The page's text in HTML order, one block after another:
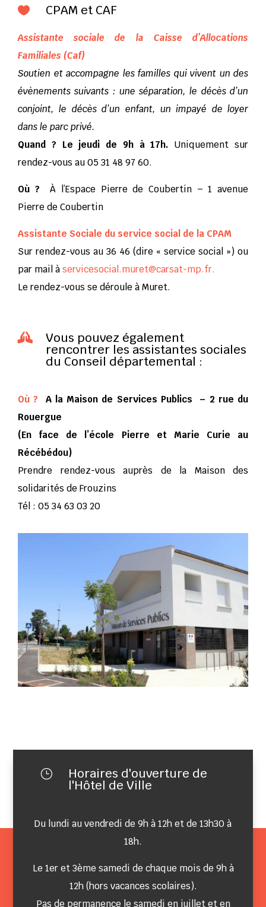
 CPAM et CAF
Assistante sociale de la Caisse d’Allocations
Familiales (Caf)
Soutien et accompagne les familles qui vivent un des
évènements suivants : une séparation, le décès d’un
conjoint, le décès d’un enfant, un impayé de loyer
dans le parc privé.
Quand ? Le jeudi de 9h à 17h. Uniquement sur
rendez-vous au 05 31 48 97 60.
Où ?À l’Espace Pierre de Coubertin – 1 avenue
Pierre de Coubertin
Assistante Sociale du service social de la CPAM
Sur rendez-vous au 36 46 (dire « service social ») ou
par mail à servicesocial.muret@carsat-mp.fr.
Le rendez-vous se déroule à Muret.
 Vous pouvez également
rencontrer les assistantes sociales
du Conseil départemental :
Où ? A la Maison de Services Publics – 2 rue du
Rouergue
(En face de l’école Pierre et Marie Curie au
Récébédou)
Prendre rendez-vous auprès de la Maison des
solidarités de Frouzins
Tél : 05 34 63 03 20
} Horaires d'ouverture de
l'Hôtel de Ville
Du lundi au vendredi de 9h à 12h et de 13h30 à
18h.
Le 1er et 3ème samedi de chaque mois de 9h à
12h (hors vacances scolaires).
Pas de permanence le samedi en juillet et en